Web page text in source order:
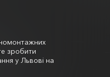
зробити
у Львові на